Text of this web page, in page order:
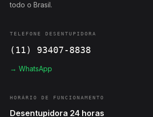
todo o Brasil.
TELEFONE DESENTUPIDORA
(11) 93407-8838
→ WhatsApp
HORÁRIO DE FUNCIONAMENTO
Desentupidora 24 horas